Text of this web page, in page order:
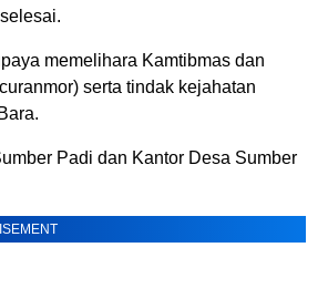
memelihara Kamtibmas dan
serta tindak kejahatan
Padi dan Kantor Desa Sumber